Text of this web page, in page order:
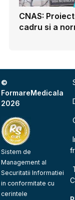
CNAS:
cadru si a
©
FormareMedicala
2026
Sistem de
Management al
Securitatii Informatiei
in conformitate cu
cerintele